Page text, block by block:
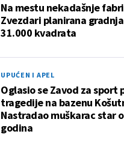
Na mestu nekadašnje
Zvezdari planirana
31.000 kvadrata
UPUĆEN I APEL
Oglasio se Zavod za sport
tragedije na bazenu
Nastradao muškarac star
godina